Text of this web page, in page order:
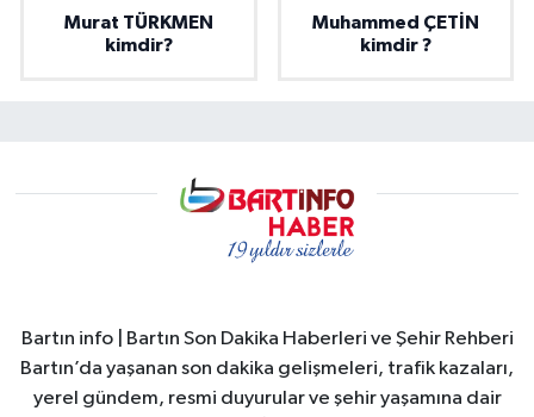
Murat TÜRKMEN
kimdir?
Muhammed ÇETİN
kimdir ?
Bartın info | Bartın Son Dakika Haberleri ve Şehir Rehberi
Bartın’da yaşanan son dakika gelişmeleri, trafik kazaları,
yerel gündem, resmi duyurular ve şehir yaşamına dair